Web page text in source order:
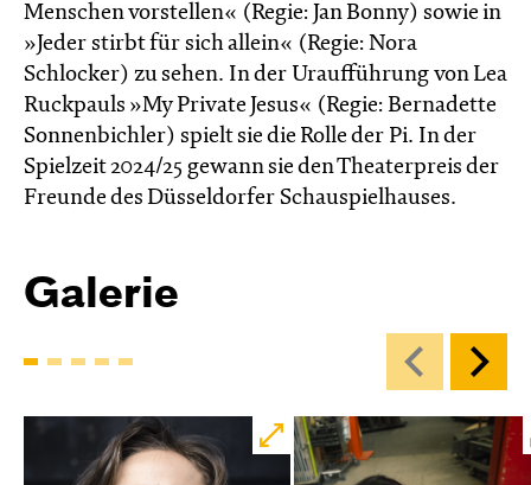
Menschen vorstellen« (Regie: Jan Bonny) sowie in
»Jeder stirbt für sich allein« (Regie: Nora
Schlocker) zu sehen. In der Uraufführung von Lea
Ruckpauls »My Private Jesus« (Regie: Bernadette
Sonnenbichler) spielt sie die Rolle der Pi. In der
Spielzeit 2024/25 gewann sie den Theater­preis der
Freunde des Düssel­dorfer Schau­spiel­hauses.
Galerie